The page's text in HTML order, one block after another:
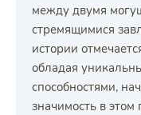
между двумя
стремящимися
истории
обладая
способностями,
значимость в